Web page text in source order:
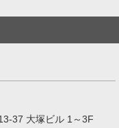
37 大塚ビル 1～3F